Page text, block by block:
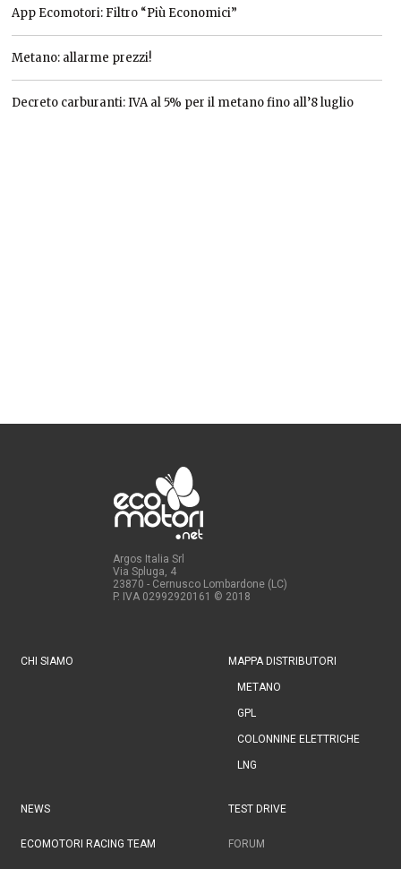
App Ecomotori: Filtro “Più Economici”
Metano: allarme prezzi!
Decreto carburanti: IVA al 5% per il metano fino all’8 luglio
Argos Italia Srl
Via Spluga, 4
23870 - Cernusco Lombardone (LC)
P. IVA 02992920161 © 2018
CHI SIAMO MAPPA DISTRIBUTORI
METANO
GPL
COLONNINE ELETTRICHE
LNG
NEWS TEST DRIVE
ECOMOTORI RACING TEAM FORUM